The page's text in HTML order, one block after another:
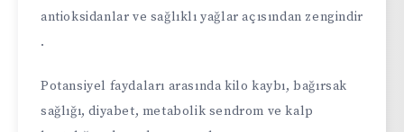
antioksidanlar ve sağlıklı yağlar açısından zengindir
.
Potansiyel faydaları arasında kilo kaybı, bağırsak
sağlığı, diyabet, metabolik sendrom ve kalp